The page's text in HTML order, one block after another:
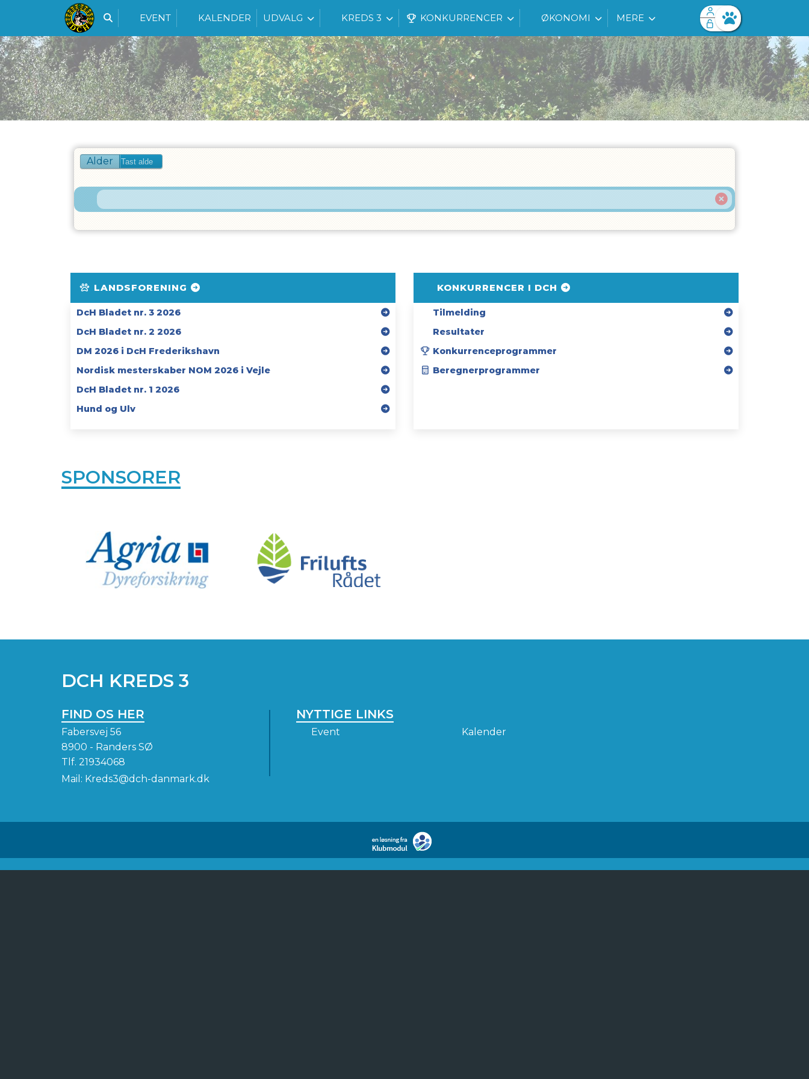
EVENT KALENDER UDVALG KREDS 3 KONKURRENCER ØKONOMI MERE
Facebook login
Husk mig
Glemt password
Log ind
Alder
LANDSFORENING
DcH Bladet nr. 3 2026
DcH Bladet nr. 2 2026
DM 2026 i DcH Frederikshavn
Nordisk mesterskaber NOM 2026 i Vejle
DcH Bladet nr. 1 2026
Hund og Ulv
KONKURRENCER I DCH
Tilmelding
Resultater
Konkurrenceprogrammer
Beregnerprogrammer
SPONSORER
DCH KREDS 3
FIND OS HER
Fabersvej 56
8900 - Randers SØ
Tlf. 21934068
Mail: Kreds3@dch-danmark.dk
NYTTIGE LINKS
Event Kalender